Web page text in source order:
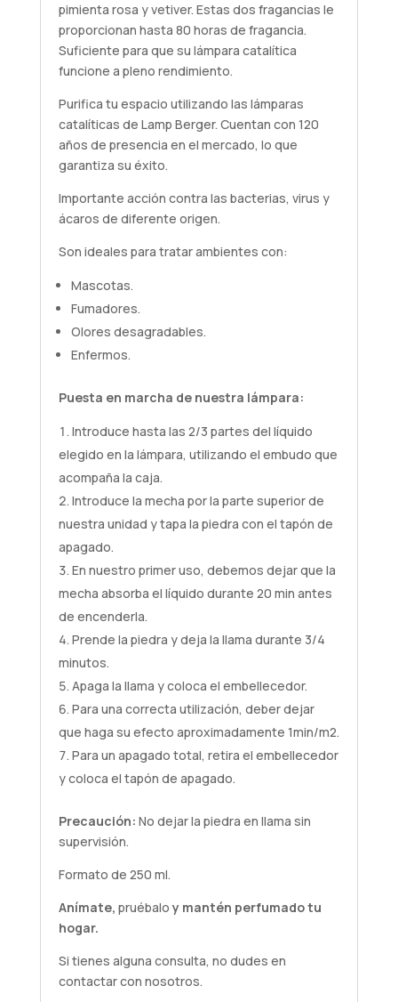
pimienta rosa y vetiver. Estas dos fragancias le
proporcionan hasta 80 horas de fragancia.
Suficiente para que su lámpara catalítica
funcione a pleno rendimiento.
Purifica tu espacio utilizando las lámparas
catalíticas de Lamp Berger. Cuentan con 120
años de presencia en el mercado, lo que
garantiza su éxito.
Importante acción contra las bacterias, virus y
ácaros de diferente origen.
Son ideales para tratar ambientes con:
Mascotas.
Fumadores.
Olores desagradables.
Enfermos.
Puesta en marcha de nuestra lámpara:
Introduce hasta las 2/3 partes del líquido
elegido en la lámpara, utilizando el embudo que
acompaña la caja.
Introduce la mecha por la parte superior de
nuestra unidad y tapa la piedra con el tapón de
apagado.
En nuestro primer uso, debemos dejar que la
mecha absorba el líquido durante 20 min antes
de encenderla.
Prende la piedra y deja la llama durante 3/4
minutos.
Apaga la llama y coloca el embellecedor.
Para una correcta utilización, deber dejar
que haga su efecto aproximadamente 1min/m2.
Para un apagado total, retira el embellecedor
y coloca el tapón de apagado.
Precaución: No dejar la piedra en llama sin
supervisión.
Formato de 250 ml.
Anímate, pruébalo y mantén perfumado tu
hogar.
Si tienes alguna consulta, no dudes en
contactar con nosotros.